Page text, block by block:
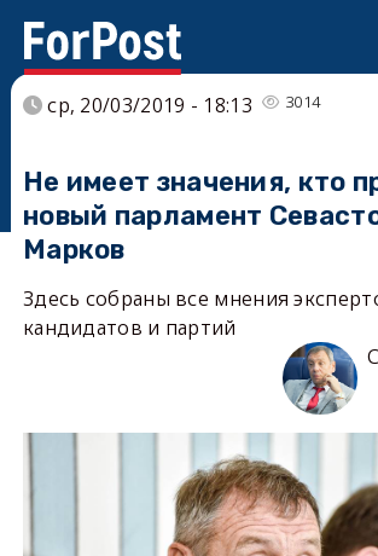
ср, 20/03/2019 - 18:13 3014
Не имеет значения, кто
новый парламент
Марков
Здесь собраны все мнения
кандидатов и партий